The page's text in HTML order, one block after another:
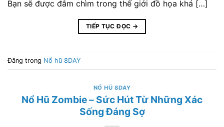
Bạn sẽ được đắm chìm trong thế giới đồ họa khá […]
TIẾP TỤC ĐỌC →
Đăng trong Nổ hũ 8DAY
NỔ HŨ 8DAY
Nổ Hũ Zombie – Sức Hút Từ Những Xác
Sống Đáng Sợ